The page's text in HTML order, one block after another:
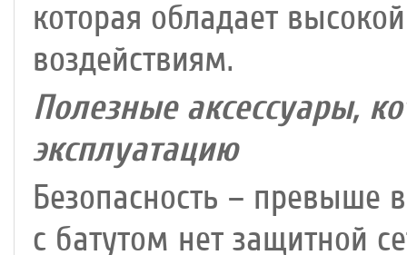
которая обладает
воздействиям.
Полезные аксессуары,
эксплуатацию
Безопасность – превыше
с батутом нет защитной